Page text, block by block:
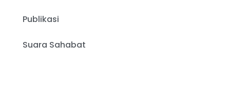
Publikasi
Suara Sahabat